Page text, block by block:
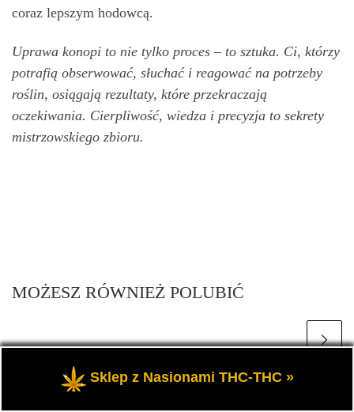
coraz lepszym hodowcą.
Uprawa konopi to nie tylko proces – to sztuka. Ci, którzy
potrafią obserwować, słuchać i reagować na potrzeby
roślin, osiągają rezultaty, które przekraczają
oczekiwania. Cierpliwość, wiedza i precyzja to sekrety
mistrzowskiego zbioru.
MOŻESZ RÓWNIEŻ POLUBIĆ
Sklep z Nasionami THC-THC »